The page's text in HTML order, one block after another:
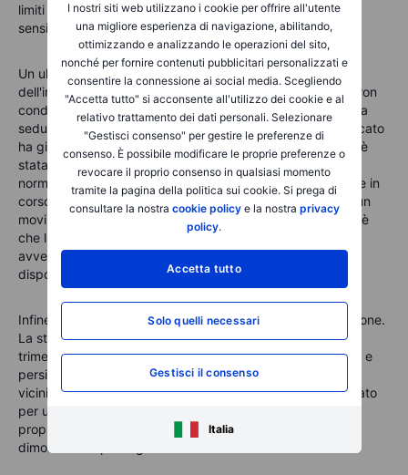
I nostri siti web utilizzano i cookie per offrire all'utente
una migliore esperienza di navigazione, abilitando,
ottimizzando e analizzando le operazioni del sito,
nonché per fornire contenuti pubblicitari personalizzati e
consentire la connessione ai social media. Scegliendo
"Accetta tutto" si acconsente all'utilizzo dei cookie e al
relativo trattamento dei dati personali. Selezionare
"Gestisci consenso" per gestire le preferenze di
consenso. È possibile modificare le proprie preferenze o
revocare il proprio consenso in qualsiasi momento
tramite la pagina della politica sui cookie. Si prega di
consultare la nostra cookie policye la nostra privacy
policy.
Accetta tutto
Solo quelli necessari
Gestisci il consenso
Italia
limiti massimi di perdita su entrambi i lati, aumentando
sensibilmente il rischio della posizione.
Un ulteriore elemento da considerare riguarda il momento
dell'ingresso. Alcuni trader preferiscono non mantenere l'iron
condor durante l'annuncio dei risultati e attendono la prima
seduta successiva alla pubblicazione. A quel punto il mercato
ha già assimilato la notizia e l'incertezza legata all'evento è
stata in larga parte rimossa, mentre una parte della
normalizzazione della volatilità implicita può ancora essere in
corso. Il vantaggio è una minore esposizione al rischio di un
movimento improvviso legato all'annuncio. Lo svantaggio è
che la compressione della volatilità potrebbe essere già
avvenuta in larga misura, riducendo il premio ancora
disponibile.
Infine, la selezione degli strike richiede particolare attenzione.
La storia di ASML mostra che, in occasione di alcune
trimestrali, il titolo ha registrato movimenti superiori al 12% e
persino al 16%. Un iron condor costruito con strike troppo
vicini al prezzo corrente, come potrebbe essere appropriato
per un titolo meno volatile, rischia di risultare vulnerabile
proprio a quei movimenti eccezionali che ASML ha già
dimostrato di poter generare.